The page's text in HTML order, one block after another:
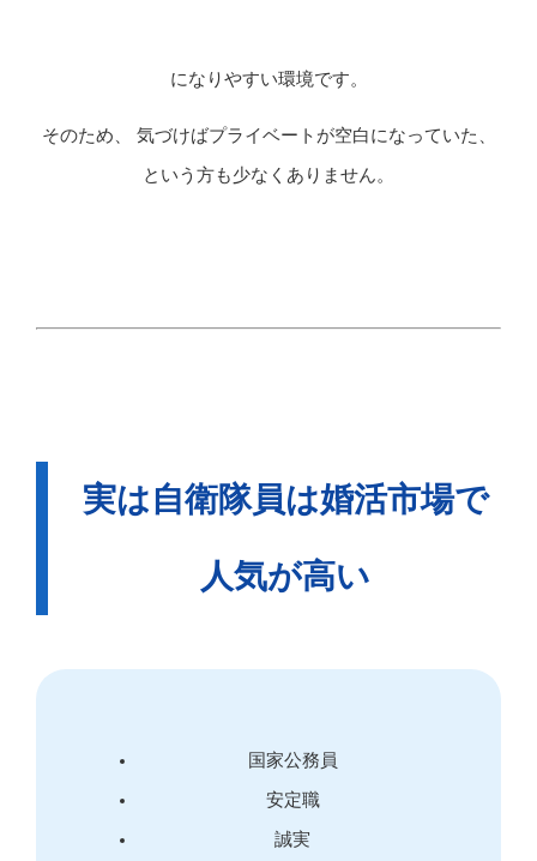
になりやすい環境です。
そのため、 気づけばプライベートが空白になっていた、
という方も少なくありません。
実は自衛隊員は婚活市場で
人気が高い
国家公務員
安定職
誠実